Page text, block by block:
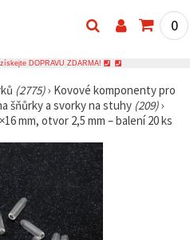
0
DOPRAVU ZDARMA!
(2775)› Kovové komponenty pro
šňůrky a svorky na stuhy (209)›
mm, otvor 2,5 mm – balení 20 ks